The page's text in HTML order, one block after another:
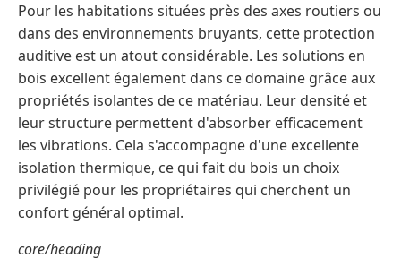
Pour les habitations situées près des axes routiers ou
dans des environnements bruyants, cette protection
auditive est un atout considérable. Les solutions en
bois excellent également dans ce domaine grâce aux
propriétés isolantes de ce matériau. Leur densité et
leur structure permettent d'absorber efficacement
les vibrations. Cela s'accompagne d'une excellente
isolation thermique, ce qui fait du bois un choix
privilégié pour les propriétaires qui cherchent un
confort général optimal.
core/heading